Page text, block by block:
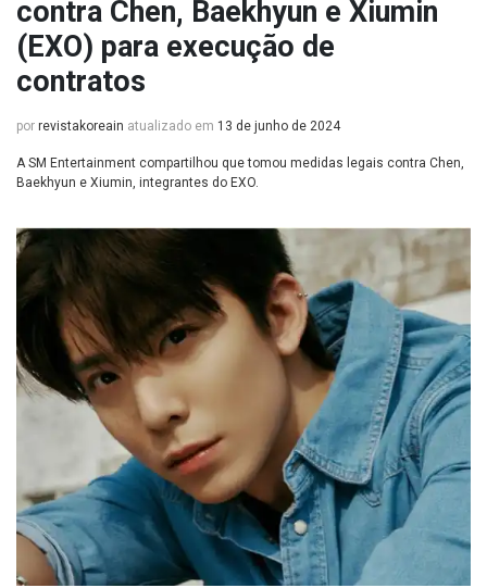
contra Chen, Baekhyun e Xiumin
(EXO) para execução de
contratos
por revistakoreain atualizado em 13 de junho de 2024
A SM Entertainment compartilhou que tomou medidas legais contra Chen,
Baekhyun e Xiumin, integrantes do EXO.